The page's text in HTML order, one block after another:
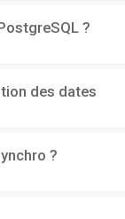
?
des dates
?